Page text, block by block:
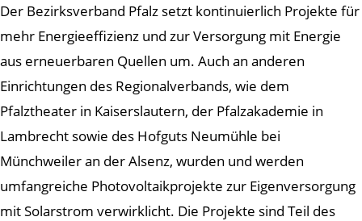
Der Bezirksverband Pfalz setzt kontinuierlich Projekte für
mehr Energieeffizienz und zur Versorgung mit Energie
aus erneuerbaren Quellen um. Auch an anderen
Einrichtungen des Regionalverbands, wie dem
Pfalztheater in Kaiserslautern, der Pfalzakademie in
Lambrecht sowie des Hofguts Neumühle bei
Münchweiler an der Alsenz, wurden und werden
umfangreiche Photovoltaikprojekte zur Eigenversorgung
mit Solarstrom verwirklicht. Die Projekte sind Teil des